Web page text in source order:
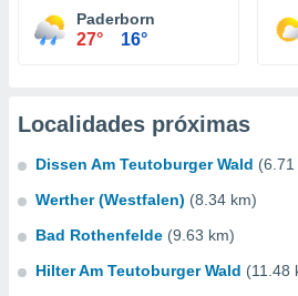
Paderborn
27° 16°
Localidades próximas
Dissen Am Teutoburger Wald (6.71
Werther (Westfalen) (8.34 km)
Bad Rothenfelde (9.63 km)
Hilter Am Teutoburger Wald (11.48